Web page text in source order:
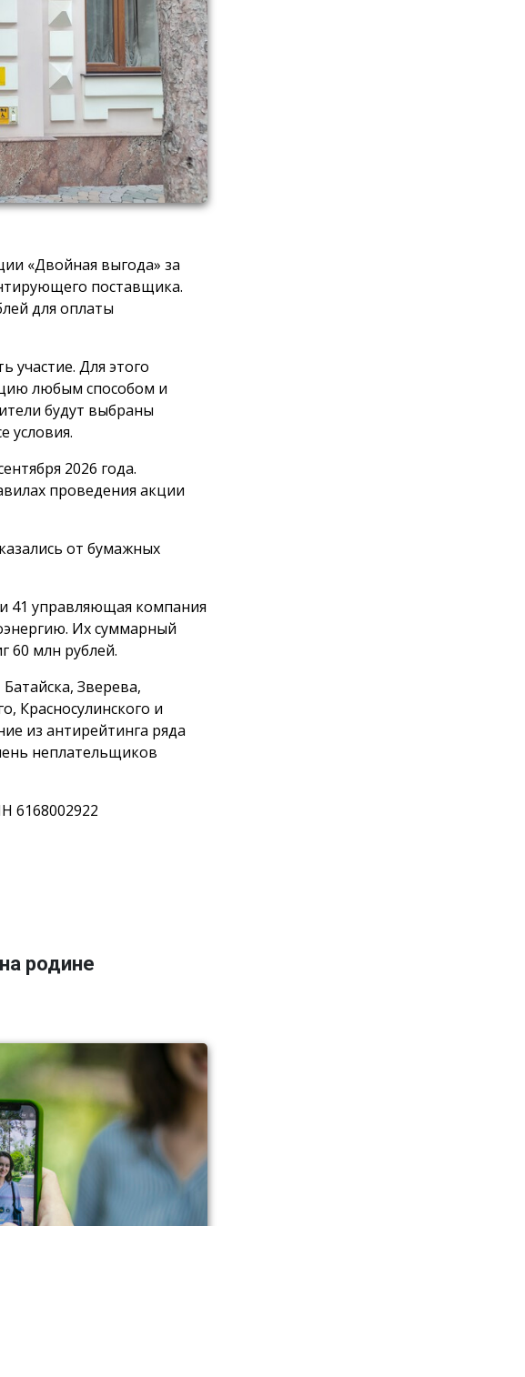
«Двойная выгода» за
поставщика.
для оплаты
участие. Для этого
любым способом и
будут выбраны
условия.
2026 года.
проведения акции
от бумажных
41 управляющая компания
Их суммарный
60 млн рублей.
Зверева,
Красносулинского и
из антирейтинга ряда
неплательщиков
6168002922
родине